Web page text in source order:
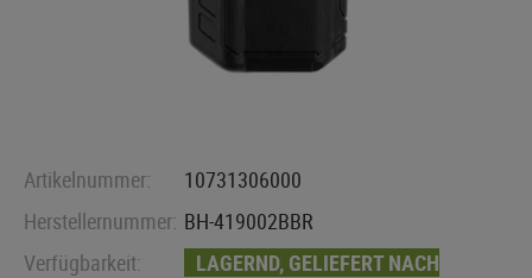
Artikelnummer:
10731306000
Herstellernummer: BH-419002BBR
Verfügbarkeit:
LAGERND, GELIEFERT NACH